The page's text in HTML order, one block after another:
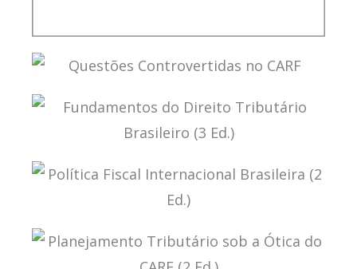
TERMOS NÃO DEFINIDOS EM TRATADOS
INTERNACIONAIS
QUESTÕES CONTROVERTIDAS NO CARF
FUNDAMENTOS DO DIREITO TRIBUTÁRIO
BRASILEIRO (3 ED.)
POLÍTICA FISCAL INTERNACIONAL BRASILEIRA (2
ED.)